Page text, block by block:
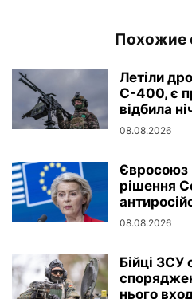
Похожие
Летіли
С-400, є
відбила
08.08.2026
Євросоюз
рішення
08.08.2026
Бійці ЗСУ
нього